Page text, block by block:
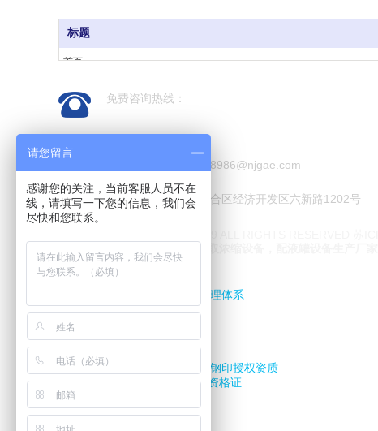
标题
首页
公司新闻
关于我们
免费咨询热线：
13913888986
联系邮箱：13913888986@njgae.com
联系地址：南京市六合区经济开发区六新路1202号
友情链接：
配液系统
认证：
· ISO14001及OHSAS18001管理体系
相关资质：
· 压力管道安装改造许可证
· 机电工程总承包
· 欧盟PED认证,CE钢印
· 美国ASME"U","U2"和"UL"钢印授权资质
· 中国D1,D2级压力容器制造资格证
请您留言
感谢您的关注，当前客服人员不在
线，请填写一下您的信息，我们会
尽快和您联系。